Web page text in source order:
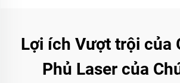
Lợi ích Vượt trội của
Phủ Laser của